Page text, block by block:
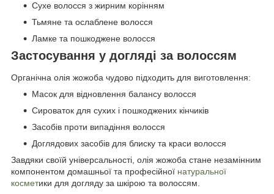
Сухе волосся з жирним корінням
Тьмяне та ослаблене волосся
Ламке та пошкоджене волосся
Застосування у догляді за волоссям
Органічна олія жожоба чудово підходить для виготовлення:
Масок для відновлення балансу волосся
Сироваток для сухих і пошкоджених кінчиків
Засобів проти випадіння волосся
Доглядових засобів для блиску та краси волосся
Завдяки своїй універсальності, олія жожоба стане незамінним
компонентом домашньої та професійної натуральної
косметики для догляду за шкірою та волоссям.